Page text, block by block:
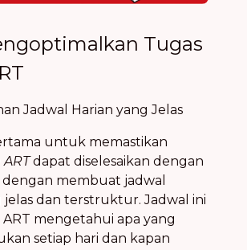
Tugas
Jadwal Harian yang Jelas
untuk memastikan
dapat diselesaikan dengan
dengan membuat jadwal
jelas dan terstruktur. Jadwal ini
mengetahui apa yang
setiap hari dan kapan